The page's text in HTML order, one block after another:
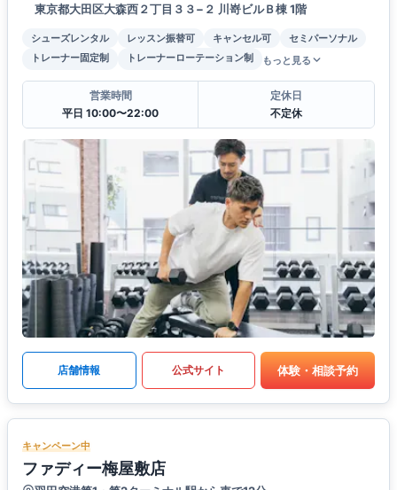
東京都大田区大森西２丁目３３−２ 川嵜ビルＢ棟 1階
シューズレンタル レッスン振替可 キャンセル可
セミパーソナル
トレーナー固定制
トレーナーローテーション制 もっと見る
営業時間
平日 10:00〜22:00
定休日
不定休
店舗情報 公式サイト 体験・相談予約
キャンペーン中
ファディー梅屋敷店